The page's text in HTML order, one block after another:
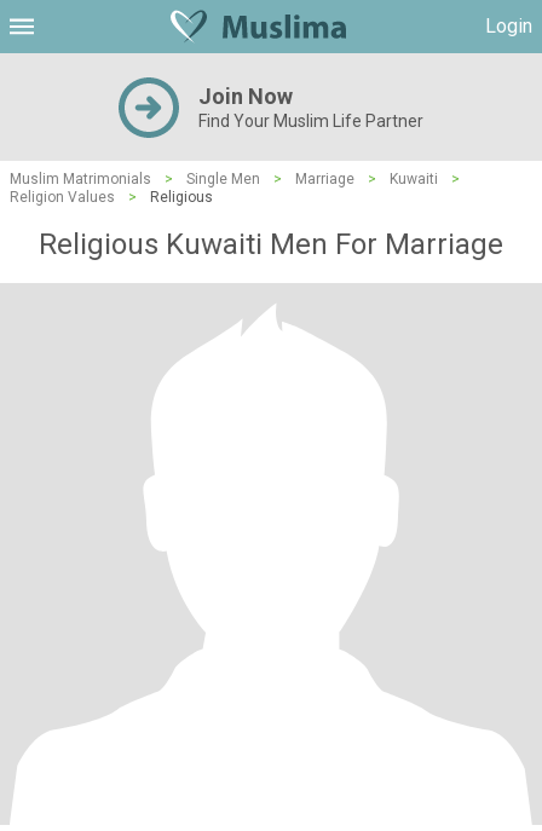
Login
Join Now
Find Your Muslim Life Partner
Muslim Matrimonials > Single Men > Marriage > Kuwaiti
>
Religion Values
> Religious
Religious Kuwaiti Men For Marriage